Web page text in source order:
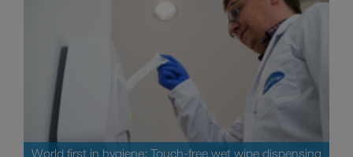
World first in hygiene: Touch-free wet wipe dispensing